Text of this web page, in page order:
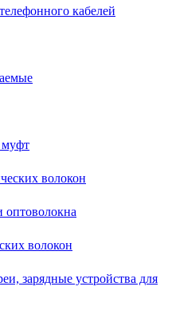
кабелей
волокон
оптоволокна
волокон
зарядные устройства для